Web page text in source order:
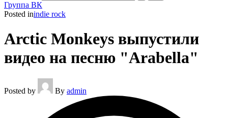
Группа ВК
Posted inindie rock
Arctic Monkeys выпустили
видео на песню "Arabella"
Posted by By admin